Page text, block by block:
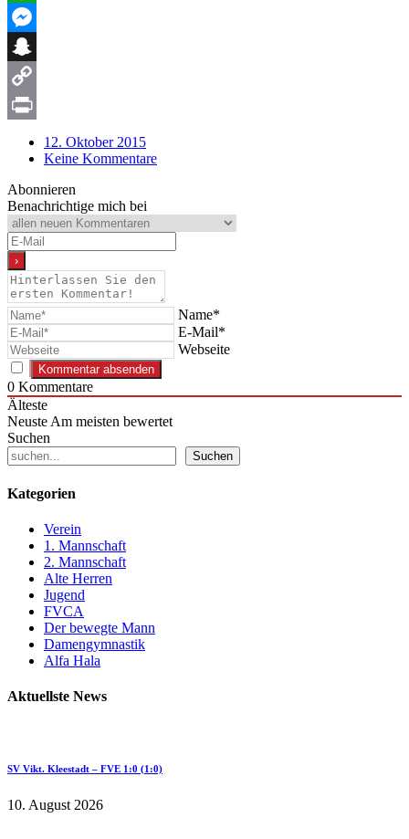
WhatsApp
Messenger
Snapchat
Copy
12. Oktober 2015
Keine Kommentare
Abonnieren
Benachrichtige mich bei
Name*
E-Mail*
Webseite
0 Kommentare
Älteste
NeusteAm meisten bewertet
Suchen
Suchen
Kategorien
Verein
1. Mannschaft
2. Mannschaft
Alte Herren
Jugend
FVCA
Der bewegte Mann
Damengymnastik
Alfa Hala
Aktuellste News
SV Vikt. Kleestadt – FVE 1:0 (1:0)
10. August 2026